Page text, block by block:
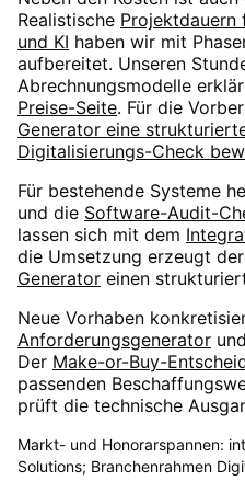
Realistische Projektdauern
und KI haben wir mit
aufbereitet. Unseren
Abrechnungsmodelle
Preise-Seite. Für die
Generator eine
Digitalisierungs-Check
Für bestehende Systeme
und die Software-Audit-
lassen sich mit dem
die Umsetzung erzeugt der
Generator einen
Neue Vorhaben
Anforderungsgenerator
Der Make-or-Buy-
passenden
prüft die technische
Markt- und Honorar­spannen:
Solutions; Branchen­rahmen